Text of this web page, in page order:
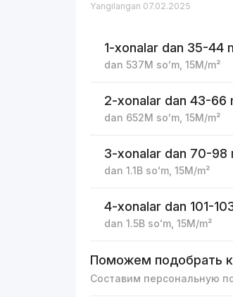
Yangilangan 07.02.2025
1-xonalar dan 35-44
dan537M soʻm ,15M/m²
2-xonalar dan 43-66
dan 652M soʻm ,15M/m²
3-xonalar dan 70-98
dan1.1B soʻm ,15M/m²
4-xonalar dan 101-
dan1.5B soʻm ,15M/m²
Поможем подобрать
Составим персональную